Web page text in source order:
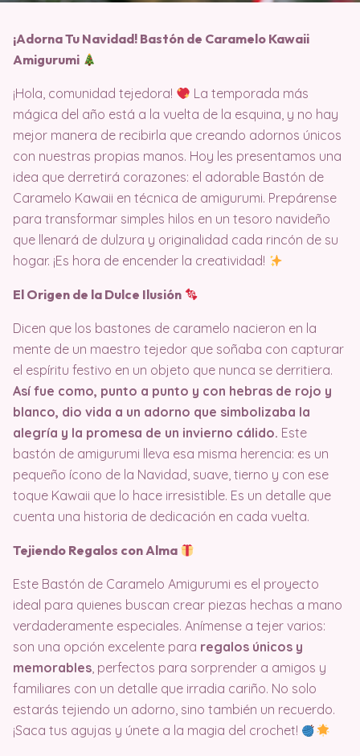
¡Adorna Tu Navidad! Bastón de Caramelo Kawaii
Amigurumi
¡Hola, comunidad tejedora!
La temporada más
mágica del año está a la vuelta de la esquina, y no hay
mejor manera de recibirla que creando adornos únicos
con nuestras propias manos. Hoy les presentamos una
idea que derretirá corazones: el adorable Bastón de
Caramelo Kawaii en técnica de amigurumi. Prepárense
para transformar simples hilos en un tesoro navideño
que llenará de dulzura y originalidad cada rincón de su
hogar. ¡Es hora de encender la creatividad!
El Origen de la Dulce Ilusión
Dicen que los bastones de caramelo nacieron en la
mente de un maestro tejedor que soñaba con capturar
el espíritu festivo en un objeto que nunca se derritiera.
Así fue como, punto a punto y con hebras de rojo y
blanco, dio vida a un adorno que simbolizaba la
alegría y la promesa de un invierno cálido. Este
bastón de amigurumi lleva esa misma herencia: es un
pequeño ícono de la Navidad, suave, tierno y con ese
toque Kawaii que lo hace irresistible. Es un detalle que
cuenta una historia de dedicación en cada vuelta.
Tejiendo Regalos con Alma
Este Bastón de Caramelo Amigurumi es el proyecto
ideal para quienes buscan crear piezas hechas a mano
verdaderamente especiales. Anímense a tejer varios:
son una opción excelente para regalos únicos y
memorables, perfectos para sorprender a amigos y
familiares con un detalle que irradia cariño. No solo
estarás tejiendo un adorno, sino también un recuerdo.
¡Saca tus agujas y únete a la magia del crochet!